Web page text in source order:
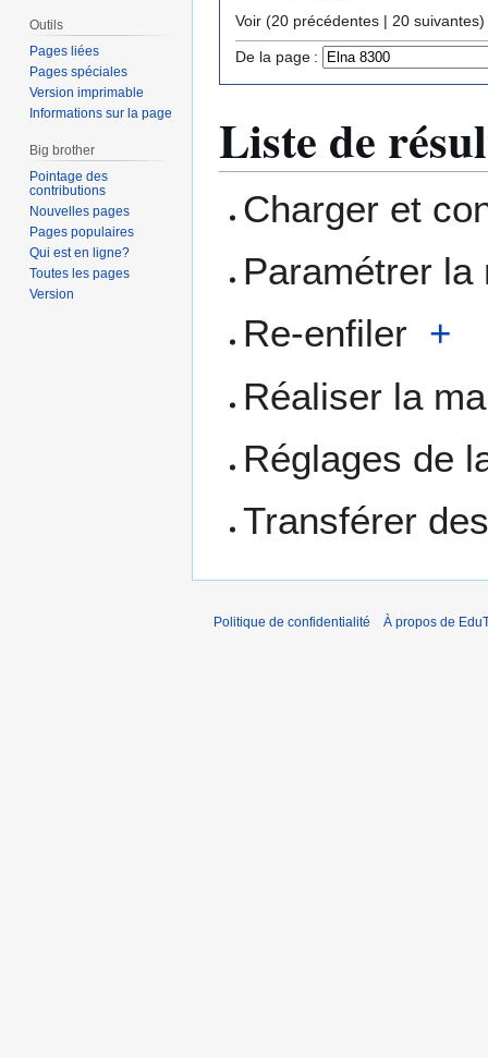
Voir (20 précédentes | 20 suivantes)
De la page :
Liste de
Charger et
Paramétrer
Re-enfiler +
Réaliser la
Réglages de
Transférer
Outils
Pages liées
Pages spéciales
Version imprimable
Informations sur la page
Big brother
Pointage des
contributions
Nouvelles pages
Pages populaires
Qui est en ligne?
Toutes les pages
Version
Politique de confidentialité À propos de